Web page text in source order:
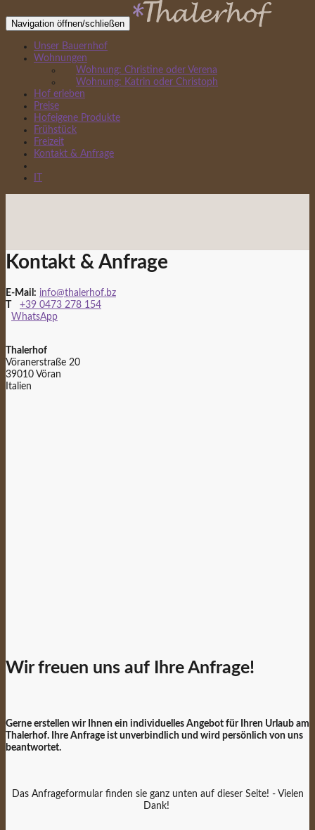
Navigation öffnen/schließen
Unser Bauernhof
Wohnungen
Wohnung: Christine oder Verena
Wohnung: Katrin oder Christoph
Hof erleben
Preise
Hofeigene Produkte
Frühstück
Freizeit
Kontakt & Anfrage
Kontakt & Anfrage
E-Mail: info@thalerhof.bz
T
+39 0473 278 154
WhatsApp
Thalerhof
Vöranerstraße 20
39010 Vöran
Italien
Wir freuen uns auf Ihre Anfrage!
Gerne erstellen wir Ihnen ein individuelles Angebot für Ihren Urlaub am
Thalerhof. Ihre Anfrage ist unverbindlich und wird persönlich von uns
beantwortet.
Das Anfrageformular finden sie ganz unten auf dieser Seite! - Vielen
Dank!